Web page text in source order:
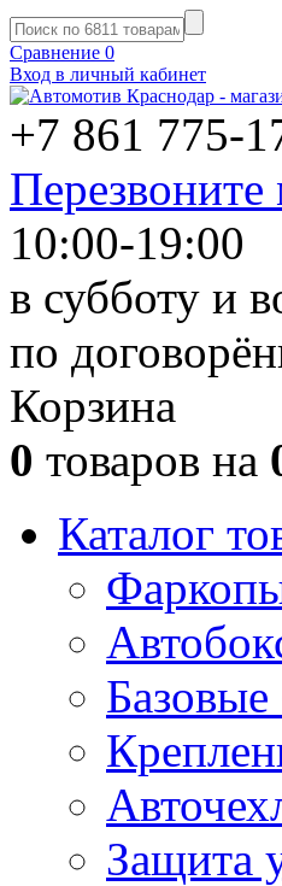
Сравнение 0
Вход в личный кабинет
+7 861 775-
Перезвоните
10:00-19:00
в субботу и
по
Корзина
0 товаров на
Каталог
Защита